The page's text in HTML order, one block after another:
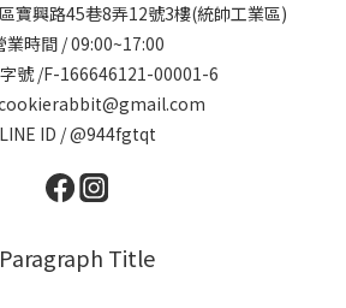
寶興路45巷8弄12號3樓(統帥工業區)
業時間 / 09:00~17:00
號 /F-166646121-00001-6
LINE ID / @944fgtqt
Paragraph Title